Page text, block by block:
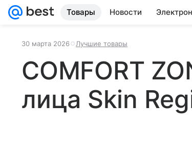
Товары Новости
30 марта 2026 Лучшие товары
COMFORT
лица Skin